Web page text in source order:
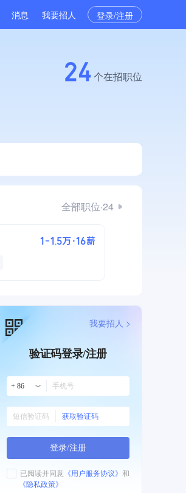
消息 我要招人 登录/注册
24个在招职位
全部职位·24
1-1.5万·16薪
验证码登录/注册
+ 86
获取验证码
登录/注册
已阅读并同意 《用户服务协议》 和
《隐私政策》
我要招人 >